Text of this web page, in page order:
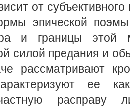
от субъективного
эпической
и границы этой
силой предания и
рассматривают
ее
расправу